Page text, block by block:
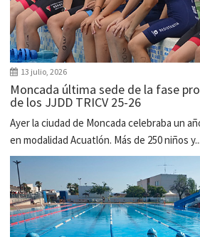
13 julio, 2026
Moncada última sede de la fase
de los JJDD TRICV 25-26
Ayer la ciudad de Moncada celebraba un
en modalidad Acuatlón. Más de 250 niños y...